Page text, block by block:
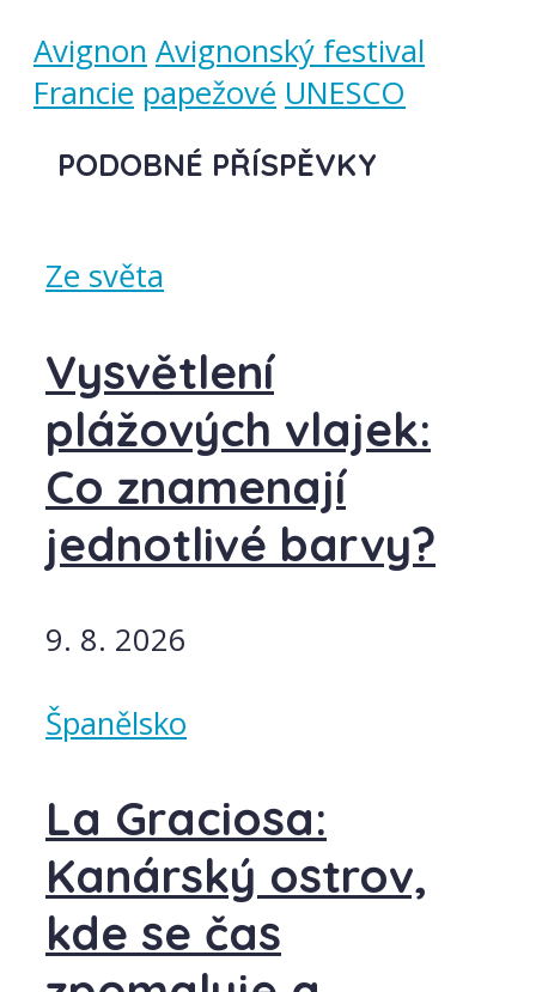
Avignon Avignonský festival
Francie papežové UNESCO
PODOBNÉ PŘÍSPĚVKY
Ze světa
Vysvětlení
plážových vlajek:
Co znamenají
jednotlivé barvy?
9. 8. 2026
Španělsko
La Graciosa:
Kanárský ostrov,
kde se čas